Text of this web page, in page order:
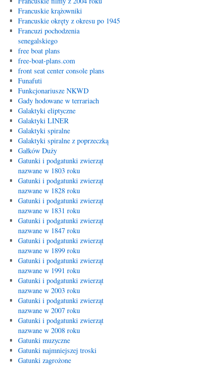
Francuskie krążowniki
Francuskie okręty z okresu po 1945
Francuzi pochodzenia
senegalskiego
free boat plans
free-boat-plans.com
front seat center console plans
Funafuti
Funkcjonariusze NKWD
Gady hodowane w terrariach
Galaktyki eliptyczne
Galaktyki LINER
Galaktyki spiralne
Galaktyki spiralne z poprzeczką
Gałków Duży
Gatunki i podgatunki zwierząt
nazwane w 1803 roku
Gatunki i podgatunki zwierząt
nazwane w 1828 roku
Gatunki i podgatunki zwierząt
nazwane w 1831 roku
Gatunki i podgatunki zwierząt
nazwane w 1847 roku
Gatunki i podgatunki zwierząt
nazwane w 1899 roku
Gatunki i podgatunki zwierząt
nazwane w 1991 roku
Gatunki i podgatunki zwierząt
nazwane w 2003 roku
Gatunki i podgatunki zwierząt
nazwane w 2007 roku
Gatunki i podgatunki zwierząt
nazwane w 2008 roku
Gatunki muzyczne
Gatunki najmniejszej troski
Gatunki zagrożone